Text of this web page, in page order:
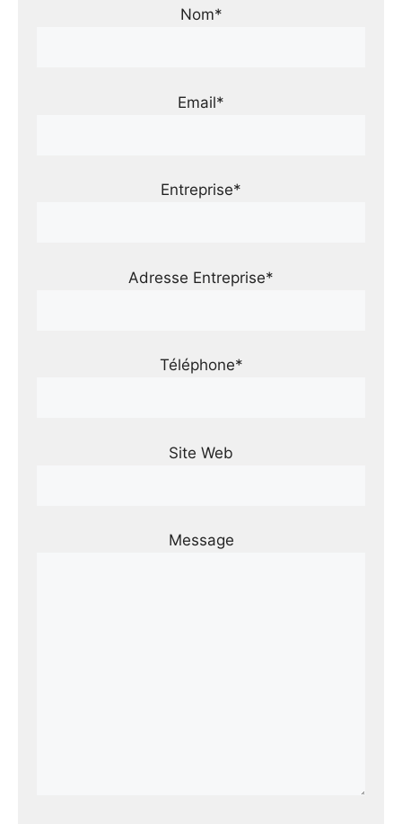
Nom*
Email*
Entreprise*
Adresse Entreprise*
Téléphone*
Site Web
Message